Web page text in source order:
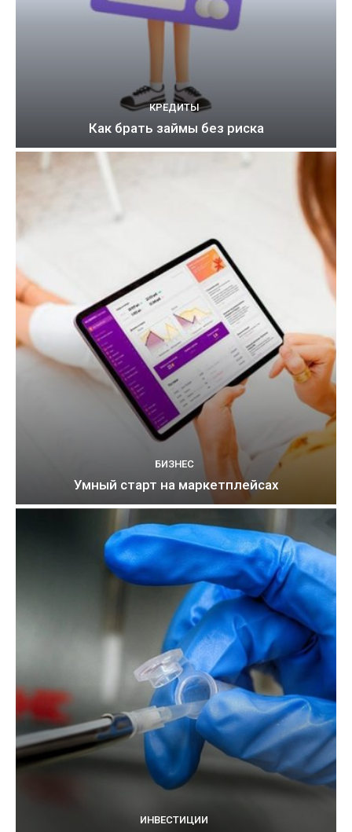
КРЕДИТЫ
Как брать займы без риска
БИЗНЕС
Умный старт на маркетплейсах
ИНВЕСТИЦИИ